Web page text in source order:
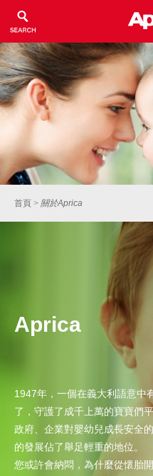
首頁 > 關於Aprica
Aprica
1947年，一個在義大利語意中
了，守護了成千上萬的寶寶們
政府、企業對嬰幼兒成長安全
的發展佔了舉足輕重的地位。
您或許會納悶，為什麼從懷胎